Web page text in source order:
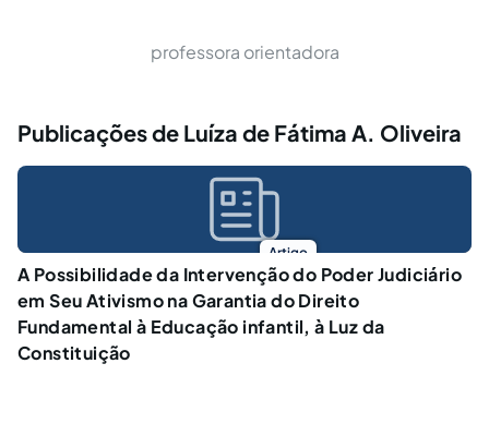
professora orientadora
Publicações de Luíza de Fátima A. Oliveira
Artigo
A Possibilidade da Intervenção do Poder Judiciário
em Seu Ativismo na Garantia do Direito
Fundamental à Educação infantil, à Luz da
Constituição